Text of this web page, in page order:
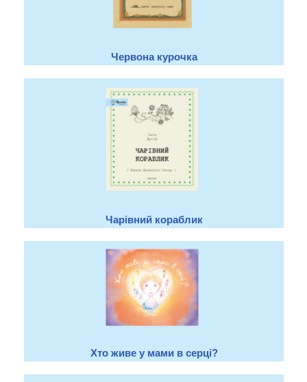
Червона курочка
Чарівний кораблик
Хто живе у мами в серці?